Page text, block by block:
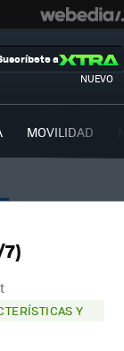
NUEVO
a
MOVILIDAD
Y